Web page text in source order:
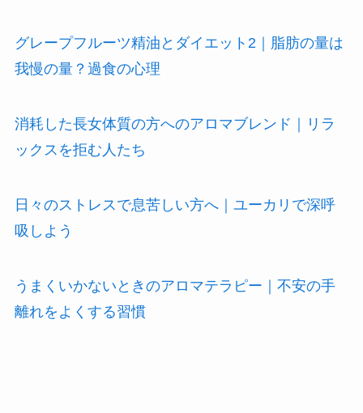
グレープフルーツ精油とダイエット2｜脂肪の量は
我慢の量？過食の心理
消耗した長女体質の方へのアロマブレンド｜リラ
ックスを拒む人たち
日々のストレスで息苦しい方へ｜ユーカリで深呼
吸しよう
うまくいかないときのアロマテラピー｜不安の手
離れをよくする習慣